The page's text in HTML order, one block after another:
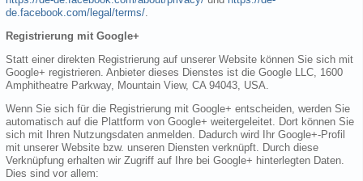
de.facebook.com/legal/terms/.
Registrierung mit Google+
Statt einer direkten Registrierung auf unserer Website können Sie sich mit
Google+ registrieren. Anbieter dieses Dienstes ist die Google LLC, 1600
Amphitheatre Parkway, Mountain View, CA 94043, USA.
Wenn Sie sich für die Registrierung mit Google+ entscheiden, werden Sie
automatisch auf die Plattform von Google+ weitergeleitet. Dort können Sie
sich mit Ihren Nutzungsdaten anmelden. Dadurch wird Ihr Google+-Profil
mit unserer Website bzw. unseren Diensten verknüpft. Durch diese
Verknüpfung erhalten wir Zugriff auf Ihre bei Google+ hinterlegten Daten.
Dies sind vor allem: